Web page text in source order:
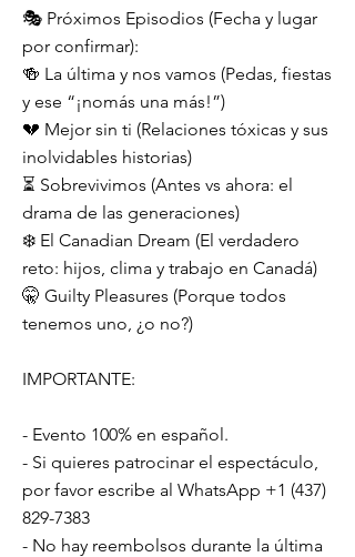
🎭 Próximos Episodios (Fecha y lugar
por confirmar):
🍻 La última y nos vamos (Pedas, fiestas
y ese “¡nomás una más!”)
💔 Mejor sin ti (Relaciones tóxicas y sus
inolvidables historias)
⏳ Sobrevivimos (Antes vs ahora: el
drama de las generaciones)
❄️ El Canadian Dream (El verdadero
reto: hijos, clima y trabajo en Canadá)
🤫 Guilty Pleasures (Porque todos
tenemos uno, ¿o no?)
IMPORTANTE:
- Evento 100% en español.
- Si quieres patrocinar el espectáculo,
por favor escribe al WhatsApp +1 (437)
829-7383
- No hay reembolsos durante la última